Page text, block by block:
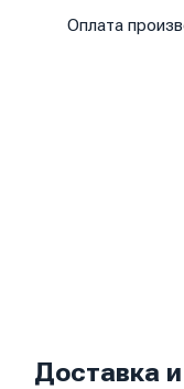
Оплата
Доставка